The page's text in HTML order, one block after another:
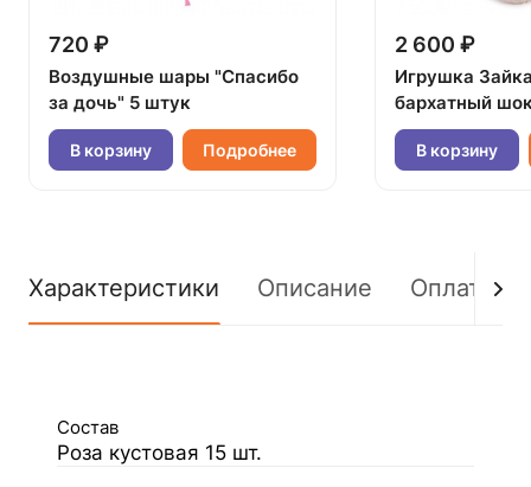
720 ₽
Воздушные шары "Спасибо
за дочь" 5 штук
В корзину Подробнее
2 600 ₽
Игрушка
бархатный
В корзину
Характеристики Описание Оплата
Состав
Роза кустовая 15 шт.